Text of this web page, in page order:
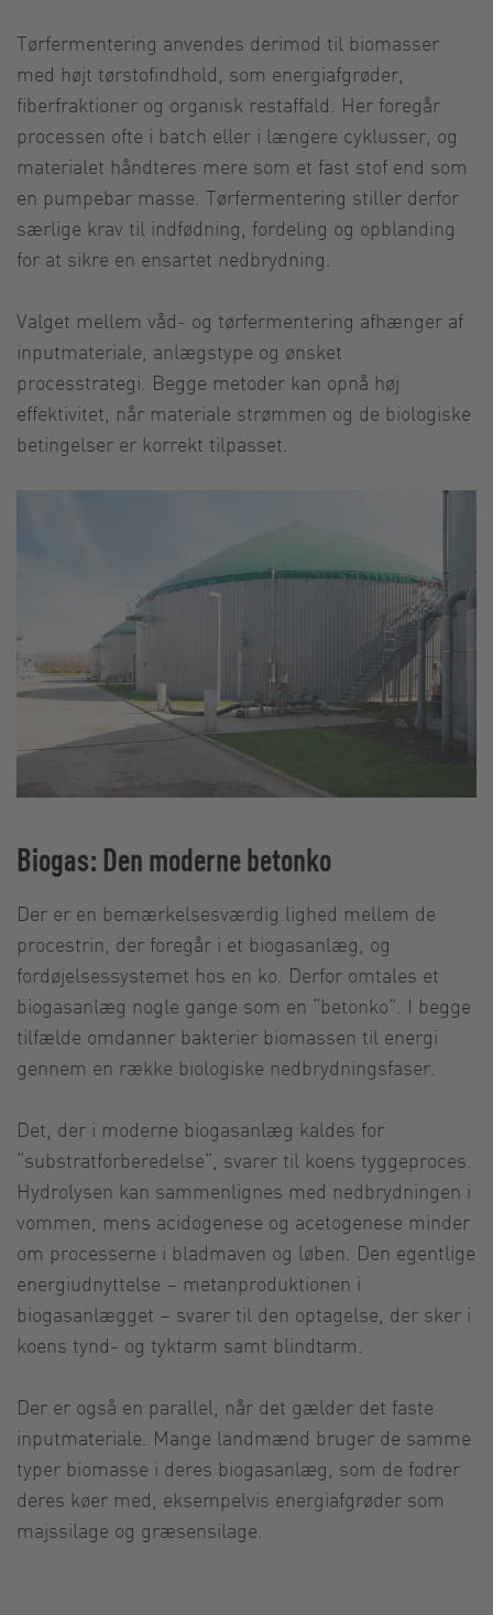
Tørfermentering anvendes derimod til biomasser
med højt tørstofindhold, som energiafgrøder,
fiberfraktioner og organisk restaffald. Her foregår
processen ofte i batch eller i længere cyklusser, og
materialet håndteres mere som et fast stof end som
en pumpebar masse. Tørfermentering stiller derfor
særlige krav til indfødning, fordeling og opblanding
for at sikre en ensartet nedbrydning.
Valget mellem våd- og tørfermentering afhænger af
inputmateriale, anlægstype og ønsket
processtrategi. Begge metoder kan opnå høj
effektivitet, når materiale strømmen og de biologiske
betingelser er korrekt tilpasset.
Biogas: Den moderne betonko
Der er en bemærkelsesværdig lighed mellem de
procestrin, der foregår i et biogasanlæg, og
fordøjelsessystemet hos en ko. Derfor omtales et
biogasanlæg nogle gange som en “betonko”. I begge
tilfælde omdanner bakterier biomassen til energi
gennem en række biologiske nedbrydningsfaser.
Det, der i moderne biogasanlæg kaldes for
“substratforberedelse”, svarer til koens tyggeproces.
Hydrolysen kan sammenlignes med nedbrydningen i
vommen, mens acidogenese og acetogenese minder
om processerne i bladmaven og løben. Den egentlige
energiudnyttelse – metanproduktionen i
biogasanlægget – svarer til den optagelse, der sker i
koens tynd- og tyktarm samt blindtarm.
Der er også en parallel, når det gælder det faste
inputmateriale. Mange landmænd bruger de samme
typer biomasse i deres biogasanlæg, som de fodrer
deres køer med, eksempelvis energiafgrøder som
majssilage og græsensilage.